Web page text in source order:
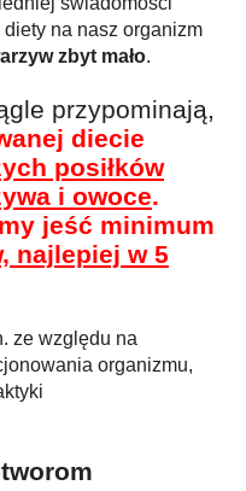
diety na nasz organizm
zbyt mało.
przypominają,
diecie
posiłków
i owoce.
jeść minimum
najlepiej w 5
ze względu na
organizmu,